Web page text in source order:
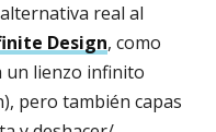
real al
Design, como
un lienzo infinito
pero también capas